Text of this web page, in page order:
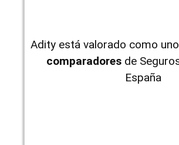
Adity está valorado como
comparadoresde
España